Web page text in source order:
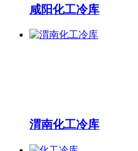
咸阳化工冷库
渭南化工冷库